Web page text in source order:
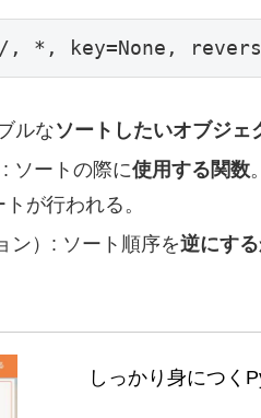
key=None,
ルなソートしたいオブジェ
: ソートの際に使用する関数
が行われる。
ン）: ソート順序を逆にす
しっかり身につく